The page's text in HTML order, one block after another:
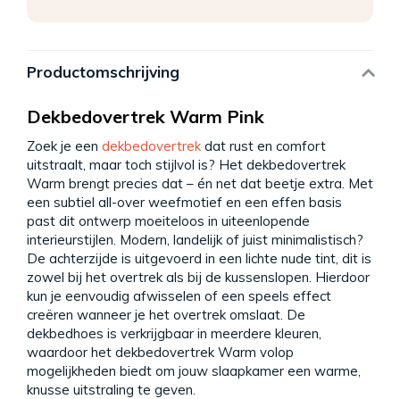
Productomschrijving
Dekbedovertrek Warm Pink
Zoek je een dekbedovertrek dat rust en comfort
uitstraalt, maar toch stijlvol is? Het dekbedovertrek
Warm brengt precies dat – én net dat beetje extra. Met
een subtiel all-over weefmotief en een effen basis
past dit ontwerp moeiteloos in uiteenlopende
interieurstijlen. Modern, landelijk of juist minimalistisch?
De achterzijde is uitgevoerd in een lichte nude tint, dit is
zowel bij het overtrek als bij de kussenslopen. Hierdoor
kun je eenvoudig afwisselen of een speels effect
creëren wanneer je het overtrek omslaat. De
dekbedhoes is verkrijgbaar in meerdere kleuren,
waardoor het dekbedovertrek Warm volop
mogelijkheden biedt om jouw slaapkamer een warme,
knusse uitstraling te geven.